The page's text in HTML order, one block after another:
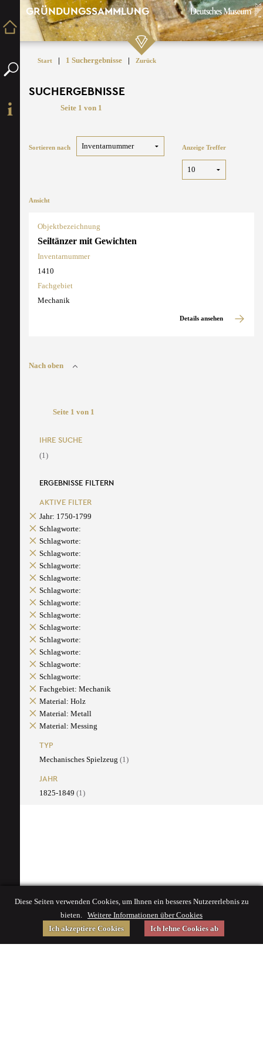
GRÜNDUNGSSAMMLUNG
Start | 1 Suchergebnisse | Zurück
SUCHERGEBNISSE
Seite 1 von 1
Sortieren nach Anzeige Treffer
Ansicht
Objektbezeichnung
Seiltänzer mit Gewichten
Inventarnummer
1410
Fachgebiet
Mechanik
Details ansehen
Nach oben
Seite 1 von 1
IHRE SUCHE
(1)
ERGEBNISSE FILTERN
AKTIVE FILTER
Jahr: 1750-1799
Schlagworte:
Schlagworte:
Schlagworte:
Schlagworte:
Schlagworte:
Schlagworte:
Schlagworte:
Schlagworte:
Schlagworte:
Schlagworte:
Schlagworte:
Schlagworte:
Schlagworte:
Fachgebiet: Mechanik
Material: Holz
Material: Metall
Material: Messing
TYP
Mechanisches Spielzeug (1)
JAHR
1825-1849 (1)
Diese Seiten verwenden Cookies, um Ihnen ein besseres Nutzererlebnis zu
bieten. Weitere Informationen über Cookies
Ich akzeptiere Cookies
Ich lehne Cookies ab